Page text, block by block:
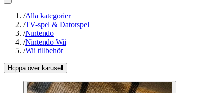
/Alla kategorier
/TV-spel & Datorspel
/Nintendo
/Nintendo Wii
/Wii tillbehör
Hoppa över karusell